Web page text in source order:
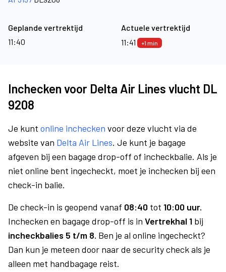
Geplande vertrektijd
11:40
Actuele vertrektijd
11:41
+1 min
Inchecken voor Delta Air Lines vlucht DL
9208
Je kunt online inchecken voor deze vlucht via de
website van Delta Air Lines. Je kunt je bagage
afgeven bij een bagage drop-off of incheckbalie. Als je
niet online bent ingecheckt, moet je inchecken bij een
check-in balie.
De check-in is geopend vanaf 08:40 tot 10:00 uur.
Inchecken en bagage drop-off is in Vertrekhal 1 bij
incheckbalies 5 t/m 8. Ben je al online ingecheckt?
Dan kun je meteen door naar de security check als je
alleen met handbagage reist.